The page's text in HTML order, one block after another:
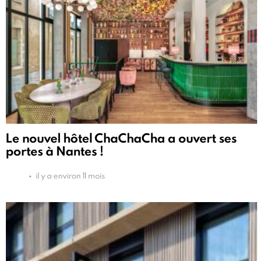
Le nouvel hôtel ChaChaCha a ouvert ses
portes à Nantes !
il y a environ 11 mois